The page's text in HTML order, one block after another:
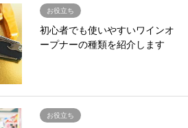
お役立ち
初心者でも使いやすいワインオ
ープナーの種類を紹介します
お役立ち